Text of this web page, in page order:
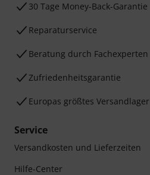
30 Tage Money-Back-Garantie
Reparaturservice
Beratung durch Fachexperten
Zufriedenheitsgarantie
Europas größtes Versandlager
Service
Versandkosten und Lieferzeiten
Hilfe-Center